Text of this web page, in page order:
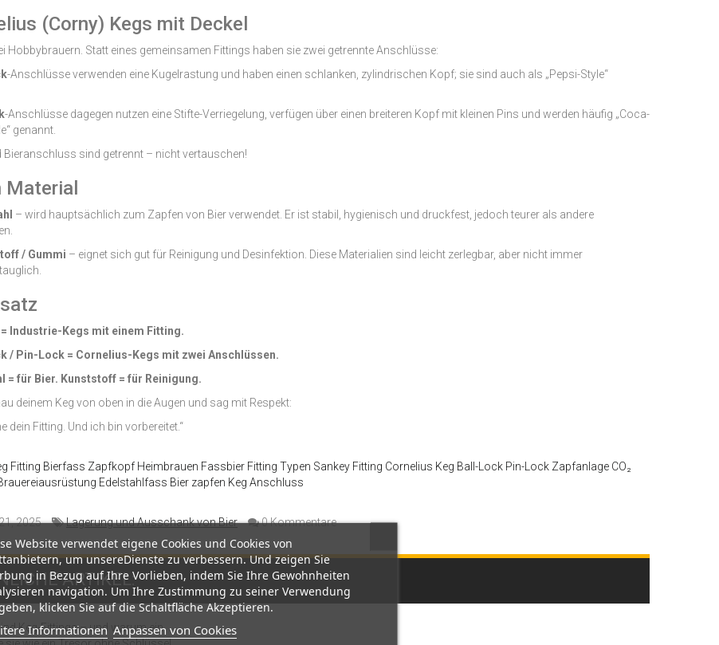
(Corny) Kegs mit Deckel
Hobbybrauern. Statt eines gemeinsamen Fittings haben sie zwei getrennte Anschlüsse:
-Anschlüsse verwenden eine Kugelrastung und haben einen schlanken, zylindrischen Kopf; sie sind auch als „Pepsi-Style“
-Anschlüsse dagegen nutzen eine Stifte-Verriegelung, verfügen über einen breiteren Kopf mit kleinen Pins und werden häufig „Coca-
genannt.
Bieranschluss sind getrennt – nicht vertauschen!
Material
– wird hauptsächlich zum Zapfen von Bier verwendet. Er ist stabil, hygienisch und druckfest, jedoch teurer als andere
/ Gummi – eignet sich gut für Reinigung und Desinfektion. Diese Materialien sind leicht zerlegbar, aber nicht immer
= Industrie-Kegs mit einem Fitting.
/ Pin-Lock = Cornelius-Kegs mit zwei Anschlüssen.
= für Bier. Kunststoff = für Reinigung.
deinem Keg von oben in die Augen und sag mit Respekt:
dein Fitting. Und ich bin vorbereitet.“
Fitting Bierfass Zapfkopf Heimbrauen Fassbier Fitting Typen Sankey Fitting Cornelius Keg Ball-Lock Pin-Lock Zapfanlage CO₂
Edelstahlfass Bier zapfen Keg Anschluss
2025 Lagerung und Ausschank von Bier 0 Kommentare
ARTIKEL:
Website verwendet eigene Cookies und Cookies von
um unsereDienste zu verbessern. Und zeigen Sie
in Bezug auf Ihre Vorlieben, indem Sie Ihre Gewohnheiten
navigation. Um Ihre Zustimmung zu seiner Verwendung
klicken Sie auf die Schaltfläche Akzeptieren.
Informationen Anpassen von Cookies